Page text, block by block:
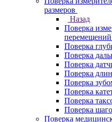
размеров
Назад
Поверка
перемещений
Поверка
Поверка
Поверка
Поверка
Поверка
Поверка
Поверка
Поверка
Поверка